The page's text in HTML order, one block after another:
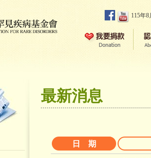
115年
最新消息
日 期